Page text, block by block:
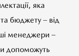
яка
бюджету – від
менеджери –
допоможуть